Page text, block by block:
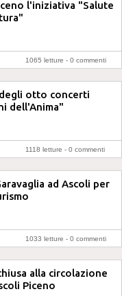
l'iniziativa "Salute
1065 letture - 0 commenti
otto concerti
dell'Anima"
1118 letture - 0 commenti
ad Ascoli per
1033 letture - 0 commenti
alla circolazione
Piceno